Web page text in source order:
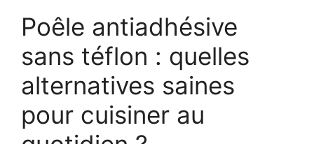
Poêle antiadhésive
sans téflon : quelles
alternatives saines
pour cuisiner au